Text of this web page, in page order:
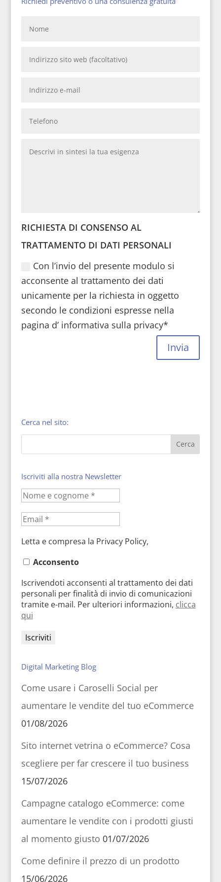
RICHIESTA DI CONSENSO AL
TRATTAMENTO DI DATI PERSONALI
Con l’invio del presente modulo si
acconsente al trattamento dei dati
unicamente per la richiesta in oggetto
secondo le condizioni espresse nella
pagina d’ informativa sulla privacy*
Invia
Cerca nel sito:
Iscriviti alla nostra Newsletter
Letta e compresa la Privacy Policy,
Acconsento
Iscrivendoti acconsenti al trattamento dei dati
personali per finalità di invio di comunicazioni
tramite e-mail. Per ulteriori informazioni, clicca
qui
Digital Marketing Blog
Come usare i Caroselli Social per
aumentare le vendite del tuo eCommerce
01/08/2026
Sito internet vetrina o eCommerce? Cosa
scegliere per far crescere il tuo business
15/07/2026
Campagne catalogo eCommerce: come
aumentare le vendite con i prodotti giusti
al momento giusto 01/07/2026
Come definire il prezzo di un prodotto
15/06/2026